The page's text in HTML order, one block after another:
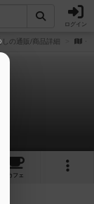
ログイン
しの通販/商品詳細 作
カフェ